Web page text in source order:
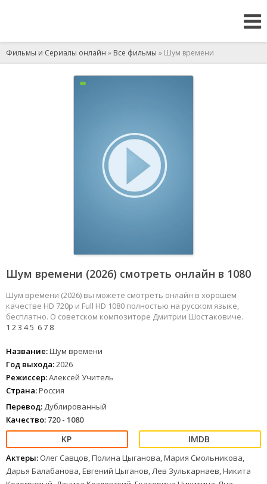
Фильмы и Сериалы онлайн » Все фильмы » Шум времени
Шум времени (2026) смотреть онлайн в 1080
Шум времени (2026) вы можете смотреть онлайн в хорошем
качестве HD 720p и Full HD 1080 полностью на русском языке,
бесплатно. О советском композиторе Дмитрии Шостаковиче.
1 23 45 67 8
Название:Шум времени
Год выхода:2026
Режиссер:Алексей Учитель
Страна:Россия
Перевод: Дублированный
Качество: 720 - 1080
Актеры: Олег Савцов, Полина Цыганова, Мария Смольникова,
Дарья Балабанова, Евгений Цыганов, Лев Зулькарнаев, Никита